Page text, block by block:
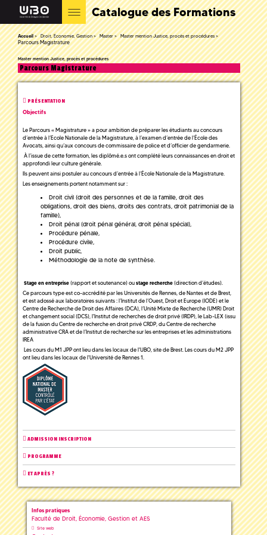
Catalogue des Formations
Accueil Droit, Economie, Gestion Master Master mention Justice, procès et procédures
Parcours Magistrature
Master mention Justice, procès et procédures
Parcours Magistrature
PRÉSENTATION
Objectifs
Le Parcours « Magistrature » a pour ambition de préparer les étudiants au concours
d’entrée à l’Ecole Nationale de la Magistrature, à l’examen d’entrée de l’École des
Avocats, ainsi qu’aux concours de commissaire de police et d’officier de gendarmerie.
À l’issue de cette formation, les diplômé.e.s ont complété leurs connaissances en droit et
approfondi leur culture générale.
Ils peuvent ainsi postuler au concours d’entrée à l’École Nationale de la Magistrature.
Les enseignements portent notamment sur :
Droit civil (droit des personnes et de la famille, droit des
obligations, droit des biens, droits des contrats, droit patrimonial de la
famille),
Droit pénal (droit pénal général, droit pénal spécial),
Procédure pénale,
Procédure civile,
Droit public,
Méthodologie de la note de synthèse.
Stage en entreprise (rapport et soutenance) ou stage recherche (direction d’études).
Ce parcours type est co-accrédité par les Universités de Rennes, de Nantes et de Brest,
et est adossé aux laboratoires suivants : l’Institut de l’Ouest, Droit et Europe (IODE) et le
Centre de Recherche de Droit des Affaires (DCA), l’Unité Mixte de Recherche (UMR) Droit
et changement social (DCS), l'Institut de recherches de droit privé (IRDP), le Lab-LEX (issu
de la fusion du Centre de recherche en droit privé CRDP, du Centre de recherche
administrative CRA et de l’Institut de recherche sur les entreprises et les administrations
IREA
Les cours du M1 JPP ont lieu dans les locaux de l'UBO, site de Brest. Les cours du M2 JPP
ont lieu dans les locaux de l'Université de Rennes 1.
ADMISSION INSCRIPTION
PROGRAMME
ET APRÈS ?
Infos pratiques
Faculté de Droit, Économie, Gestion et AES
Site web